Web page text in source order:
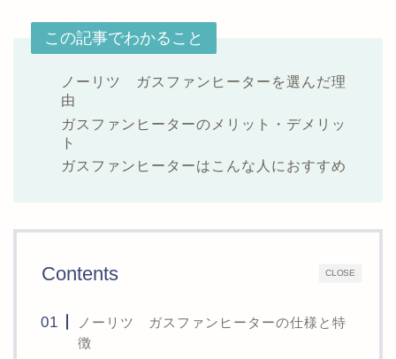
この記事でわかること
ノーリツ ガスファンヒーターを選んだ理
由
ガスファンヒーターのメリット・デメリッ
ト
ガスファンヒーターはこんな人におすすめ
CLOSE
Contents
ノーリツ ガスファンヒーターの仕様と特
徴